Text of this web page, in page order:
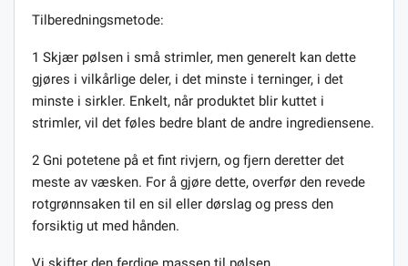
Tilberedningsmetode:
1 Skjær pølsen i små strimler, men generelt kan dette
gjøres i vilkårlige deler, i det minste i terninger, i det
minste i sirkler. Enkelt, når produktet blir kuttet i
strimler, vil det føles bedre blant de andre ingrediensene.
2 Gni potetene på et fint rivjern, og fjern deretter det
meste av væsken. For å gjøre dette, overfør den revede
rotgrønnsaken til en sil eller dørslag og press den
forsiktig ut med hånden.